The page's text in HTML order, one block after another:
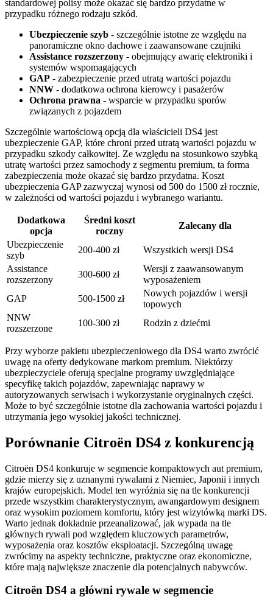
standardowej polisy może okazać się bardzo przydatne w
przypadku różnego rodzaju szkód.
Ubezpieczenie szyb - szczególnie istotne ze względu na
panoramiczne okno dachowe i zaawansowane czujniki
Assistance rozszerzony - obejmujący awarię elektroniki i
systemów wspomagających
GAP - zabezpieczenie przed utratą wartości pojazdu
NNW - dodatkowa ochrona kierowcy i pasażerów
Ochrona prawna - wsparcie w przypadku sporów
związanych z pojazdem
Szczególnie wartościową opcją dla właścicieli DS4 jest
ubezpieczenie GAP, które chroni przed utratą wartości pojazdu w
przypadku szkody całkowitej. Ze względu na stosunkowo szybką
utratę wartości przez samochody z segmentu premium, ta forma
zabezpieczenia może okazać się bardzo przydatna. Koszt
ubezpieczenia GAP zazwyczaj wynosi od 500 do 1500 zł rocznie,
w zależności od wartości pojazdu i wybranego wariantu.
Dodatkowa
opcja
Średni koszt
roczny
Zalecany dla
Ubezpieczenie
szyb
200-400 zł
Wszystkich wersji DS4
Assistance
rozszerzony
300-600 zł
Wersji z zaawansowanym
wyposażeniem
GAP
500-1500 zł
Nowych pojazdów i wersji
topowych
NNW
rozszerzone
100-300 zł Rodzin z dziećmi
Przy wyborze pakietu ubezpieczeniowego dla DS4 warto zwrócić
uwagę na oferty dedykowane markom premium. Niektórzy
ubezpieczyciele oferują specjalne programy uwzględniające
specyfikę takich pojazdów, zapewniając naprawy w
autoryzowanych serwisach i wykorzystanie oryginalnych części.
Może to być szczególnie istotne dla zachowania wartości pojazdu i
utrzymania jego wysokiej jakości technicznej.
Porównanie Citroën DS4 z konkurencją
Citroën DS4 konkuruje w segmencie kompaktowych aut premium,
gdzie mierzy się z uznanymi rywalami z Niemiec, Japonii i innych
krajów europejskich. Model ten wyróżnia się na tle konkurencji
przede wszystkim charakterystycznym, awangardowym designem
oraz wysokim poziomem komfortu, który jest wizytówką marki DS.
Warto jednak dokładnie przeanalizować, jak wypada na tle
głównych rywali pod względem kluczowych parametrów,
wyposażenia oraz kosztów eksploatacji. Szczególną uwagę
zwrócimy na aspekty techniczne, praktyczne oraz ekonomiczne,
które mają największe znaczenie dla potencjalnych nabywców.
Citroën DS4 a główni rywale w segmencie